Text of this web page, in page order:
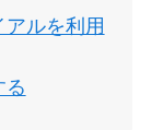
ルを利用
る